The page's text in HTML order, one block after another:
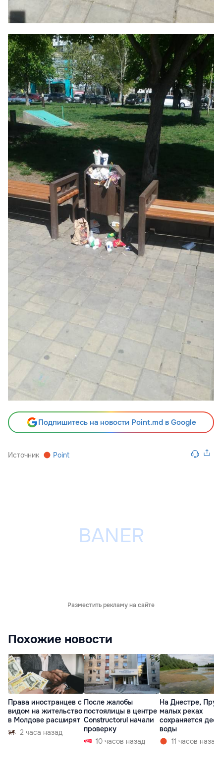
Подпишитесь на новости Point.md в Google
Источник Point
Разместить рекламу на сайте
Похожие новости
Права иностранцев с
видом на жительство
в Молдове расширят
2 часа назад
После жалобы
постоялицы в центре
Constructorul начали
проверку
10 часов назад
На Днестре,
малых реках
сохраняется
воды
11 часов назад